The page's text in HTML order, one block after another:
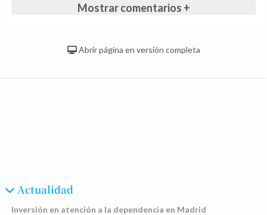
Mostrar comentarios +
Abrir página en versión completa
Actualidad
Inversión en atención a la dependencia en Madrid